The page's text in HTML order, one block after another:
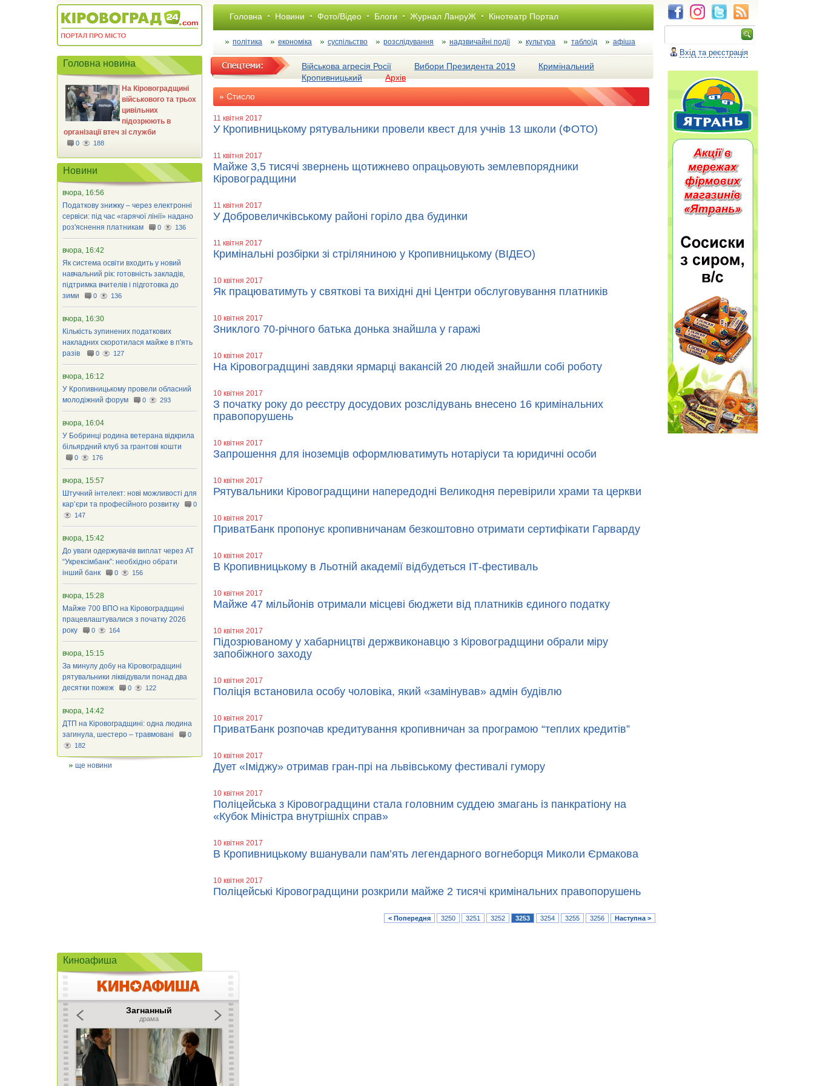
Головна Новини Фото/Відео Блоги Журнал ЛанруЖ Кінотеатр Портал
політика економіка суспільство розслiдування надзвичайні події культура таблоїд афіша
Військова агресія Росії Вибори Президента 2019
Кримінальний
Кропивницький
Архів
Стисло
11 квітня 2017
У Кропивницькому рятувальники провели квест для учнів 13 школи (ФОТО)
11 квітня 2017
Майже 3,5 тисячі звернень щотижнево опрацьовують землевпорядники
Кіровоградщини
11 квітня 2017
У Добровеличківському районі горіло два будинки
11 квітня 2017
Кримінальні розбірки зі стріляниною у Кропивницькому (ВІДЕО)
10 квітня 2017
Як працюватимуть у святкові та вихідні дні Центри обслуговування платників
10 квітня 2017
Зниклого 70-річного батька донька знайшла у гаражі
10 квітня 2017
На Кіровоградщині завдяки ярмарці вакансій 20 людей знайшли собі роботу
10 квітня 2017
З початку року до реєстру досудових розслідувань внесено 16 кримінальних
правопорушень
10 квітня 2017
Запрошення для іноземців оформлюватимуть нотаріуси та юридичні особи
10 квітня 2017
Рятувальники Кіровоградщини напередодні Великодня перевірили храми та церкви
10 квітня 2017
ПриватБанк пропонує кропивничанам безкоштовно отримати сертифікати Гарварду
10 квітня 2017
В Кропивницькому в Льотній академії відбудеться ІТ-фестиваль
10 квітня 2017
Майже 47 мільйонів отримали місцеві бюджети від платників єдиного податку
10 квітня 2017
Підозрюваному у хабарництві держвиконавцю з Кіровоградщини обрали міру
запобіжного заходу
10 квітня 2017
Поліція встановила особу чоловіка, який «замінував» адмін будівлю
10 квітня 2017
ПриватБанк розпочав кредитування кропивничан за програмою “теплих кредитів”
10 квітня 2017
Дует «Іміджу» отримав гран-прі на львівському фестивалі гумору
10 квітня 2017
Поліцейська з Кіровоградщини стала головним суддею змагань із панкратіону на
«Кубок Міністра внутрішніх справ»
10 квітня 2017
В Кропивницькому вшанували пам’ять легендарного вогнеборця Миколи Єрмакова
10 квітня 2017
Поліцейські Кіровоградщини розкрили майже 2 тисячі кримінальних правопорушень
< Попередня 3250 3251 3252 3253 3254 3255 3256 Наступна >
Головна новина
На Кіровоградщині
військового та трьох
цивільних
підозрюють в
організації втеч зі служби
0 188
Новини
вчора, 16:56
Податкову знижку – через електронні
сервіси: під час «гарячої лінії» надано
роз'яснення платникам
0 136
вчора, 16:42
Як система освіти входить у новий
навчальний рік: готовність закладів,
підтримка вчителів і підготовка до
зими
0 136
вчора, 16:30
Кількість зупинених податкових
накладних скоротилася майже в п'ять
разів
0 127
вчора, 16:12
У Кропивницькому провели обласний
молодіжний форум
0 293
вчора, 16:04
У Бобринці родина ветерана відкрила
більярдний клуб за грантові кошти
0 176
вчора, 15:57
Штучний інтелект: нові можливості для
кар’єри та професійного розвитку
0
147
вчора, 15:42
До уваги одержувачів виплат через АТ
“Укрексімбанк”: необхідно обрати
інший банк
0 156
вчора, 15:28
Майже 700 ВПО на Кіровоградщині
працевлаштувалися з початку 2026
року
0 164
вчора, 15:15
За минулу добу на Кіровоградщині
рятувальники ліквідували понад два
десятки пожеж
0 122
вчора, 14:42
ДТП на Кіровоградщині: одна людина
загинула, шестеро – травмовані
0
182
ще новини
Киноафиша
Вхід та реєстрація